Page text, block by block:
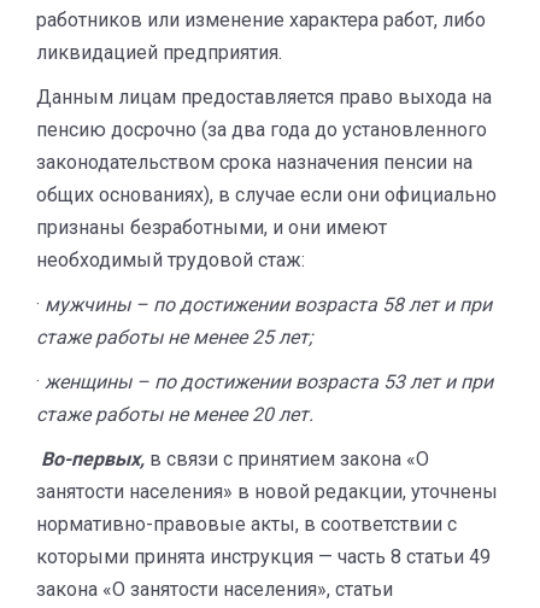
работников или изменение характера работ, либо
ликвидацией предприятия.
Данным лицам предоставляется право выхода на
пенсию досрочно (за два года до установленного
законодательством срока назначения пенсии на
общих основаниях), в случае если они официально
признаны безработными, и они имеют
необходимый трудовой стаж:
· мужчины – по достижении возраста 58 лет и при
стаже работы не менее 25 лет;
· женщины – по достижении возраста 53 лет и при
стаже работы не менее 20 лет.
Во-первых, в связи с принятием закона «О
занятости населения» в новой редакции, уточнены
нормативно-правовые акты, в соответствии с
которыми принята инструкция — часть 8 статьи 49
закона «О занятости населения», статьи